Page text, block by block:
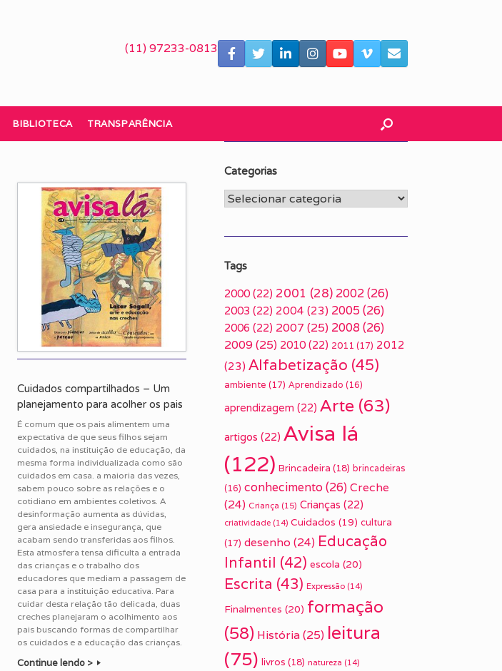
(11) 97233-0813
BIBLIOTECA TRANSPARÊNCIA
Cuidados compartilhados – Um
planejamento para acolher os pais
É comum que os pais alimentem uma
expectativa de que seus filhos sejam
cuidados, na instituição de educação, da
mesma forma individualizada como são
cuidados em casa. a maioria das vezes,
sabem pouco sobre as relações e o
cotidiano em ambientes coletivos. A
desinformação aumenta as dúvidas,
gera ansiedade e insegurança, que
acabam sendo transferidas aos filhos.
Esta atmosfera tensa dificulta a entrada
das crianças e o trabalho dos
educadores que mediam a passagem de
casa para a instituição educativa. Para
cuidar desta relação tão delicada, duas
creches planejaram o acolhimento aos
pais buscando formas de compartilhar
os cuidados e a educação das crianças.
Continue lendo >
Categorias
Categorias
Tags
2000 (22) 2001 (28) 2002(26)
2003 (22) 2004 (23) 2005 (26)
2006 (22) 2007 (25) 2008(26)
2009(25) 2010 (22) 2011 (17) 2012
(23) Alfabetização (45)
ambiente (17) Aprendizado (16)
aprendizagem (22) Arte (63)
artigos (22) Avisa lá
(122) Brincadeira (18) brincadeiras
(16) conhecimento(26) Creche
(24) Criança (15) Crianças (22)
criatividade (14) Cuidados (19) cultura
(17) desenho (24) Educação
Infantil (42) escola (20)
Escrita (43) Expressão (14)
Finalmentes (20) formação
(58) História(25) leitura
(75) livros (18) natureza (14)